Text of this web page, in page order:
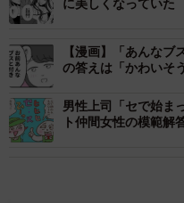
に美しくなっていた
【漫画】「あんな
の答えは「かわいそ
男性上司「セで始ま
ト仲間女性の模範解